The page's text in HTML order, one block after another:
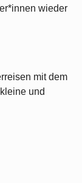
wieder
mit dem
und